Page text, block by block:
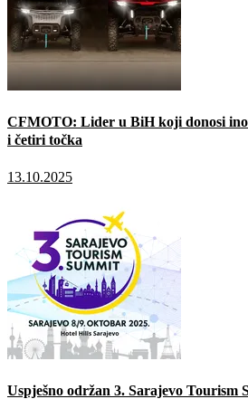
CFMOTO: Lider u BiH koji donosi
i četiri točka
13.10.2025
Uspješno održan 3. Sarajevo Tourism